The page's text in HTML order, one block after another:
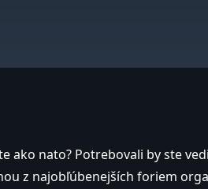
ako nato? Potrebovali by ste
z najobľúbenejších foriem